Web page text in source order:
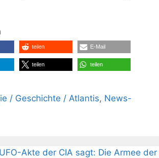
teilen E-Mail
teilen teilen
/ Geschichte / Atlantis, News-